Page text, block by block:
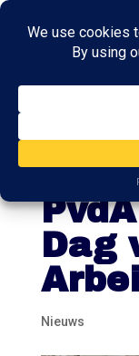
Dag
Nieuws